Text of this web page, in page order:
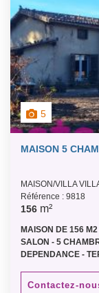
5
MAISON 5
MAISON/VILLA
Référence : 9818
156 m²
MAISON DE 156
SALON - 5
DEPENDANCE -
VILLANDRAUT -
Contactez-